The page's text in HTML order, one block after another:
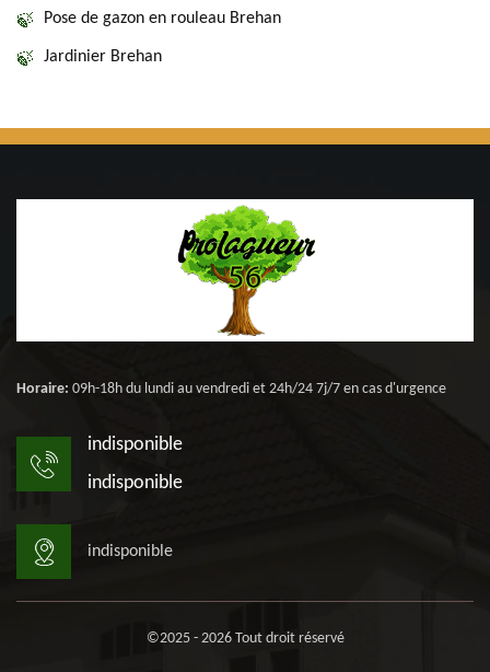
Pose de gazon en rouleau Brehan
Jardinier Brehan
Horaire: 09h-18h du lundi au vendredi et 24h/24 7j/7 en cas d'urgence
indisponible
indisponible
indisponible
©2025 - 2026 Tout droit réservé